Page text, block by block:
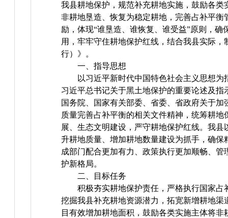
我县耕地保护，规范补充耕地实施，鼓励各类
非耕地垦造、恢复为稳定耕地，完善占补平衡
励，体现“谁垦造、谁恢复、谁受益”原则，确
用，牢牢守住耕地保护红线，结合我县实际，
行）》。
一、指导思想
以习近平新时代中国特色社会主义思想为
习近平总书记关于黑土地保护的重要论述及指
国务院、国家有关部委、省委、省政府关于加
质量完善占补平衡的相关文件精神，统筹耕地
展、生态文明建设，严守耕地保护红线。我县
升耕地质量、增加耕地数量建设为抓手，确保
成部门配合更加有力、政策执行更加顺畅、管
护新格局。
二、目标任务
积极夯实耕地保护责任，严格执行国家占
挖掘我县补充耕地资源潜力，拓宽新增耕地渠
目有效增加耕地面积，鼓励各类实施主体将非